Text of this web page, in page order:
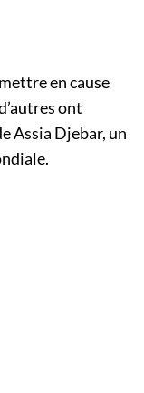
en cause
ont
Assia Djebar, un